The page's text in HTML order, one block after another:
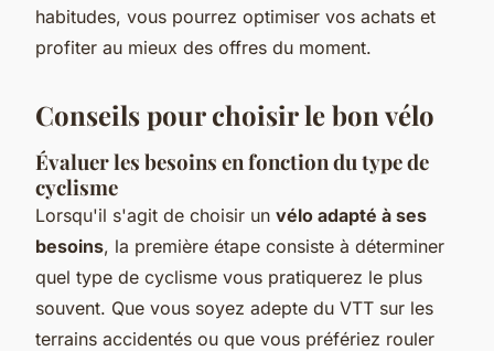
habitudes, vous pourrez optimiser vos achats et
profiter au mieux des offres du moment.
Conseils pour choisir le bon vélo
Évaluer les besoins en fonction du type de
cyclisme
Lorsqu'il s'agit de choisir un vélo adapté à ses
besoins, la première étape consiste à déterminer
quel type de cyclisme vous pratiquerez le plus
souvent. Que vous soyez adepte du VTT sur les
terrains accidentés ou que vous préfériez rouler